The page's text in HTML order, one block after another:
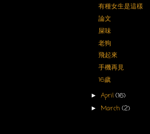
有種女生是這樣
論文
屎味
老狗
飛起來
手機再見
16歲
► April (16)
► March (2)